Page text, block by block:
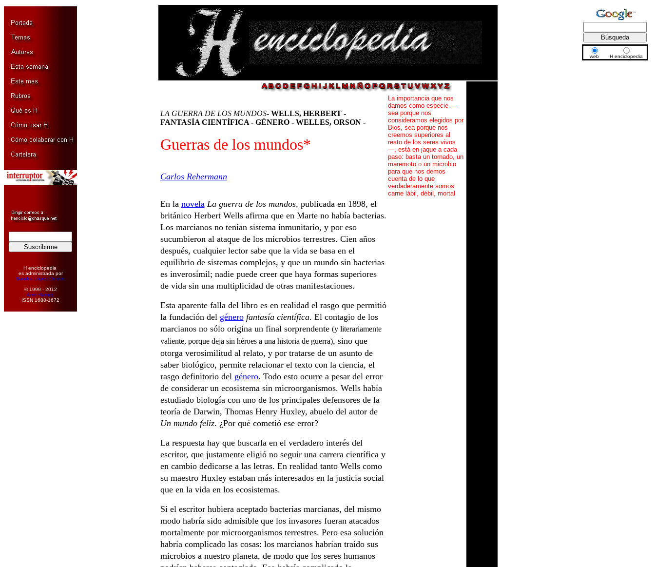
H enciclopedia
es administrada por
Sandra López Desivo
© 1999 - 2012
Amir Hamed
ISSN 1688-1672
LA GUERRA DE LOS MUNDOS- WELLS, HERBERT -
FANTASÍA CIENTÍFICA - GÉNERO - WELLES, ORSON -
Guerras de los mundos*
Carlos Rehermann
La importancia que nos
damos como especie —
sea porque nos
consideramos elegidos por
Dios, sea porque nos
creemos superiores al
resto de los seres vivos
—, está en jaque a cada
paso: basta un tornado, un
maremoto o un microbio
para que nos demos
cuenta de lo que
verdaderamente somos:
carne lábil, débil, mortal
En la novelaLa guerra de los mundos, publicada en 1898, el
británico Herbert Wells afirma que en Marte no había bacterias.
Los marcianos no tenían sistema inmunitario, y por eso
sucumbieron al ataque de los microbios terrestres. Cien años
después, cualquier lector sabe que la vida se basa en el
equilibrio de sistemas complejos, y que un mundo sin bacterias
es inverosímil; nadie puede creer que haya formas superiores
de vida sin una multiplicidad de otras manifestaciones.
Esta aparente falla del libro es en realidad el rasgo que permitió
la fundación del género fantasía científica. El contagio de los
marcianos no sólo origina un final sorprendente (y literariamente
valiente, porque deja sin héroes a una historia de guerra), sino que
otorga verosimilitud al relato, y por tratarse de un asunto de
saber biológico, permite relacionar el texto con la ciencia, el
rasgo definitorio del género. Todo esto ocurre a pesar del error
de considerar un ecosistema sin microorganismos. Wells había
estudiado biología con uno de los principales defensores de la
teoría de Darwin, Thomas Henry Huxley, abuelo del autor de
Un mundo feliz. ¿Por qué cometió ese error?
La respuesta hay que buscarla en el verdadero interés del
escritor, que justamente eligió no seguir una carrera científica y
en cambio dedicarse a las letras. En realidad tanto Wells como
su maestro Huxley estaban más interesados en la justicia social
que en la vida en los ecosistemas.
Si el escritor hubiera aceptado bacterias marcianas, del mismo
modo habría sido admisible que los invasores fueran atacados
mortalmente por microorganismos terrestres. Pero esa solución
habría complicado las cosas: los marcianos habrían traído sus
microbios a nuestro planeta, de modo que los seres humanos
web H enciclopedia